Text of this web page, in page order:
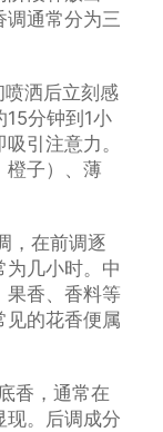
调通常分为三
洒后立刻感
分钟到1小
引注意力。
橙子）、薄
，在前调逐
为几小时。中
果香、香料等
见的花香便属
香，通常在
现。后调成分